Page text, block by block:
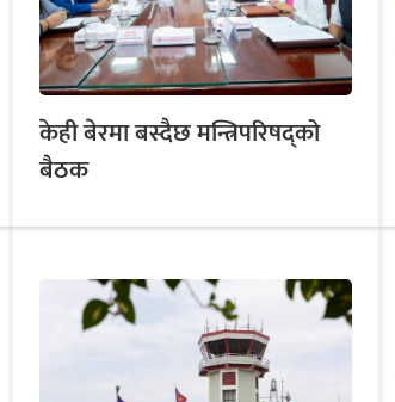
केही बेरमा बस्दैछ मन्त्रिपरिषद्को
बैठक